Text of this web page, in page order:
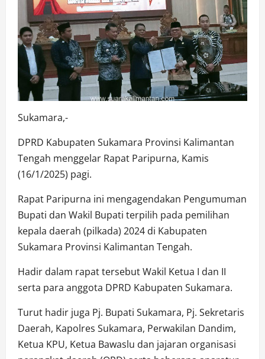
Sukamara,-
DPRD Kabupaten Sukamara Provinsi Kalimantan
Tengah menggelar Rapat Paripurna, Kamis
(16/1/2025) pagi.
Rapat Paripurna ini mengagendakan Pengumuman
Bupati dan Wakil Bupati terpilih pada pemilihan
kepala daerah (pilkada) 2024 di Kabupaten
Sukamara Provinsi Kalimantan Tengah.
Hadir dalam rapat tersebut Wakil Ketua I dan II
serta para anggota DPRD Kabupaten Sukamara.
Turut hadir juga Pj. Bupati Sukamara, Pj. Sekretaris
Daerah, Kapolres Sukamara, Perwakilan Dandim,
Ketua KPU, Ketua Bawaslu dan jajaran organisasi